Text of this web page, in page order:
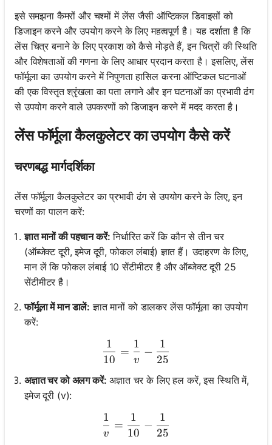
इसे समझना कैमरों और चश्मों में लेंस जैसी ऑप्टिकल डिवाइसों को
डिजाइन करने और उपयोग करने के लिए महत्वपूर्ण है। यह दर्शाता है कि
लेंस चित्र बनाने के लिए प्रकाश को कैसे मोड़ते हैं, इन चित्रों की स्थिति
और विशेषताओं की गणना के लिए आधार प्रदान करता है। इसलिए, लेंस
फॉर्मूला का उपयोग करने में निपुणता हासिल करना ऑप्टिकल घटनाओं
की एक विस्तृत श्रृंखला का पता लगाने और इन घटनाओं का प्रभावी ढंग
से उपयोग करने वाले उपकरणों को डिजाइन करने में मदद करता है।
लेंस फॉर्मूला कैलकुलेटर का उपयोग कैसे करें
चरणबद्ध मार्गदर्शिका
लेंस फॉर्मूला कैलकुलेटर का प्रभावी ढंग से उपयोग करने के लिए, इन
चरणों का पालन करें:
ज्ञात मानों की पहचान करें: निर्धारित करें कि कौन से तीन चर
(ऑब्जेक्ट दूरी, इमेज दूरी, फोकल लंबाई) ज्ञात हैं। उदाहरण के लिए,
मान लें कि फोकल लंबाई 10 सेंटीमीटर है और ऑब्जेक्ट दूरी 25
सेंटीमीटर है।
फॉर्मूला में मान डालें: ज्ञात मानों को डालकर लेंस फॉर्मूला का उपयोग
करें:
\frac{1}{10} =
10
1
=
v
1
−
25
1
अज्ञात चर को अलग करें: अज्ञात चर के लिए हल करें, इस स्थिति में,
इमेज दूरी (v):
\frac{1}{v} =
v
1
=
10
1
−
25
1